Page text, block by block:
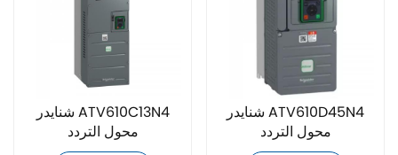
شنايدر ATV610C13N4
محول التردد
شنايدر ATV610D45N4
محول التردد